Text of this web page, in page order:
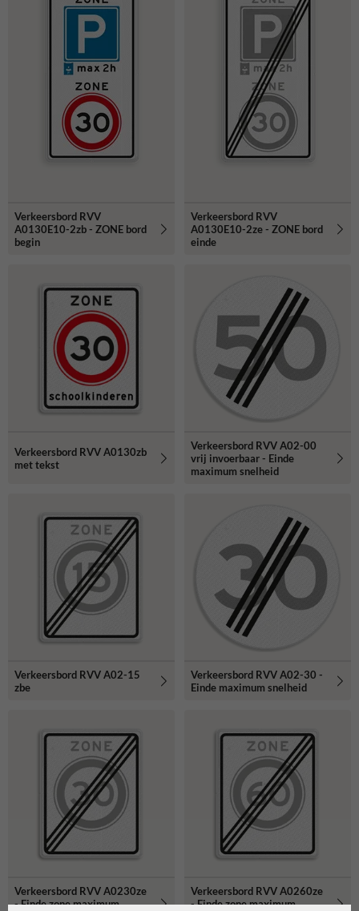
Verkeersbord RVV
A0130E10-2zb - ZONE bord
begin
Verkeersbord RVV
A0130E10-2ze - ZONE bord
einde
Verkeersbord RVV A0130zb
met tekst
Verkeersbord RVV A02-00
vrij invoerbaar - Einde
maximum snelheid
Verkeersbord RVV A02-15
zbe
Verkeersbord RVV A02-30 -
Einde maximum snelheid
Verkeersbord RVV A0230ze
- Einde zone maximum
Verkeersbord RVV A0260ze
- Einde zone maximum